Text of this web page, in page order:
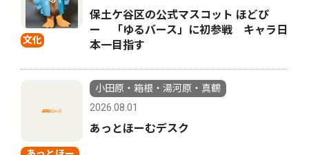
文化
保土ケ谷区の公式マスコット ほどぴ
ー 「ゆるバース」に初参戦 キャラ日
本一目指す
小田原・箱根・湯河原・真鶴
2026.08.01
あっとほーむデスク